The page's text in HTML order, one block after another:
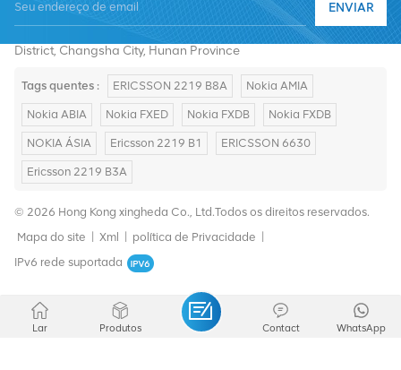
ENVIAR
E-mail :summer@chinaxingheda.com
Endereço : 2506 Xidi Building, No. 8 Fenglin Third Road,Yuelu
District, Changsha City, Hunan Province
Tags quentes : ERICSSON 2219 B8A Nokia AMIA
Nokia ABIA Nokia FXED Nokia FXDB Nokia FXDB
NOKIA ÁSIA Ericsson 2219 B1 ERICSSON 6630
Ericsson 2219 B3A
© 2026 Hong Kong xingheda Co., Ltd.Todos os direitos reservados.
Mapa do site
Xml política de Privacidade
IPv6 rede suportada
Lar Produtos WhatsApp
Contact